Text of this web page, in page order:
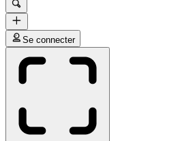
Se connecter